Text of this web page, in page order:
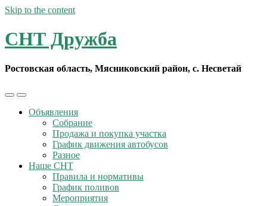
Skip to the content
СНТ Дружба
Ростовская область, Мясниковский район, с. Несветай
Toggle
mobile
Toggle
the
search
Объявления
Собрание
Продажа и покупка участка
График движения автобусов
Разное
Наше СНТ
Правила и нормативы
График поливов
Мероприятия